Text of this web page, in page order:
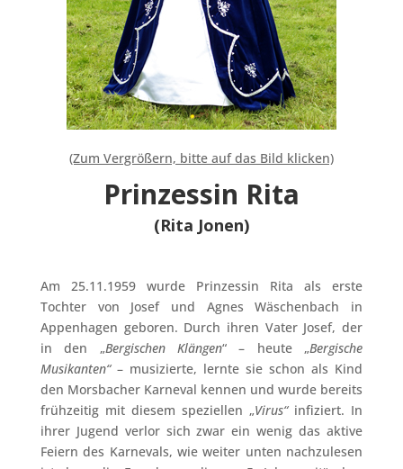
(Zum Vergrößern, bitte auf das Bild klicken)
Prinzessin Rita
(Rita Jonen)
Am 25.11.1959 wurde Prinzessin Rita als erste
Tochter von Josef und Agnes Wäschenbach in
Appenhagen geboren. Durch ihren Vater Josef, der
in den „Bergischen Klängen“ – heute „Bergische
Musikanten“– musizierte, lernte sie schon als Kind
den Morsbacher Karneval kennen und wurde bereits
frühzeitig mit diesem speziellen „Virus“infiziert. In
ihrer Jugend verlor sich zwar ein wenig das aktive
Feiern des Karnevals, wie weiter unten nachzulesen